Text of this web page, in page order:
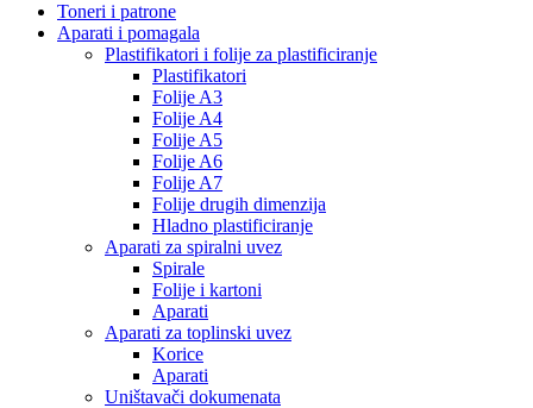
Toneri i patrone
Aparati i pomagala
Plastifikatori i folije za plastificiranje
Plastifikatori
Folije A3
Folije A4
Folije A5
Folije A6
Folije A7
Folije drugih dimenzija
Hladno plastificiranje
Aparati za spiralni uvez
Spirale
Folije i kartoni
Aparati
Aparati za toplinski uvez
Korice
Aparati
Uništavači dokumenata